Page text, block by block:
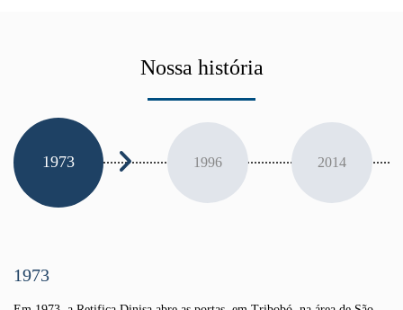
Nossa história
1973 1996 2014
1973